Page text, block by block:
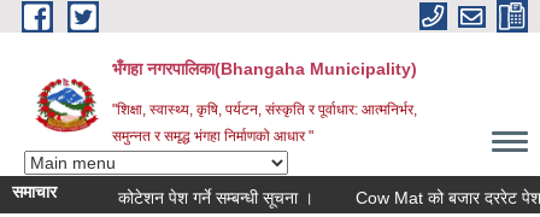
Skip to main content
भँगहा नगरपालिका(Bhangaha Municipality)
"शिक्षा, स्वास्थ्य, कृषि, पर्यटन, संस्कृति र पूर्वाधार: आत्मनिर्भर,
समुन्नत र समृद्ध भंगहा निर्माणको आधार "
समाचार कोटेशन पेश गर्ने सम्बन्धी सूचना । Cow Mat को बजार दररेट पेश